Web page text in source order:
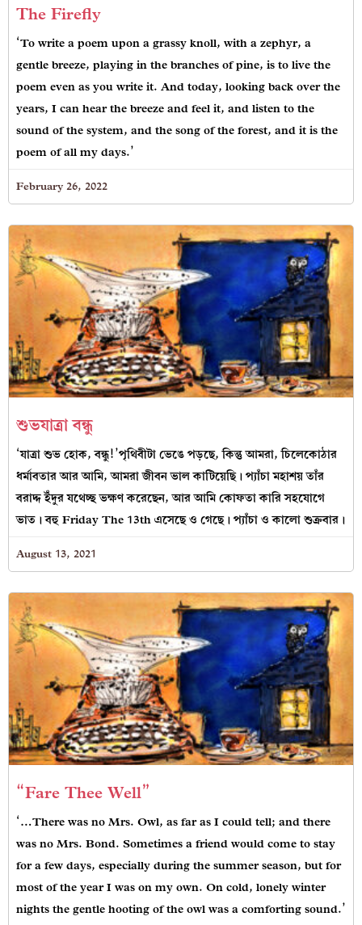
The Firefly
‘To write a poem upon a grassy knoll, with a zephyr, a
gentle breeze, playing in the branches of pine, is to live the
poem even as you write it. And today, looking back over the
years, I can hear the breeze and feel it, and listen to the
sound of the system, and the song of the forest, and it is the
poem of all my days.’
February 26, 2022
শুভযাত্রা বন্ধু
‘যাত্রা শুভ হোক, বন্ধু!’পৃথিবীটা ভেঙে পড়ছে, কিন্তু আমরা, চিলেকোঠার
ধর্মাবতার আর আমি, আমরা জীবন ভাল কাটিয়েছি। প্যাঁচা মহাশয় তাঁর
বরাদ্দ ইঁদুর যথেচ্ছ ভক্ষণ করেছেন, আর আমি কোফতা কারি সহযোগে
ভাত। বহু Friday The 13th এসেছে ও গেছে। প্যাঁচা ও কালো শুক্রবার।
August 13, 2021
“Fare Thee Well”
‘…There was no Mrs. Owl, as far as I could tell; and there
was no Mrs. Bond. Sometimes a friend would come to stay
for a few days, especially during the summer season, but for
most of the year I was on my own. On cold, lonely winter
nights the gentle hooting of the owl was a comforting sound.’